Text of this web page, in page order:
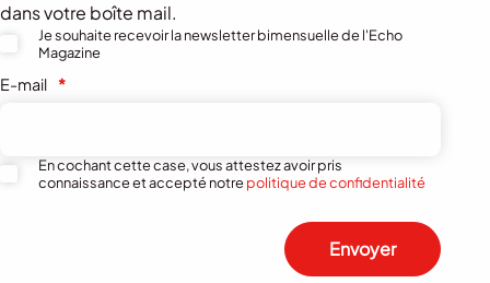
dans votre boîte mail.
Je souhaite recevoir la newsletter bimensuelle de l'Echo
Magazine
E-mail *
En cochant cette case, vous attestez avoir pris
connaissance et accepté notrepolitique de confidentialité
Envoyer